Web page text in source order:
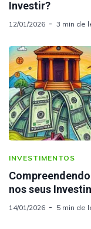
Investir?
12/01/2026 3 min de
INVESTIMENTOS
nos seus
14/01/2026 5 min de